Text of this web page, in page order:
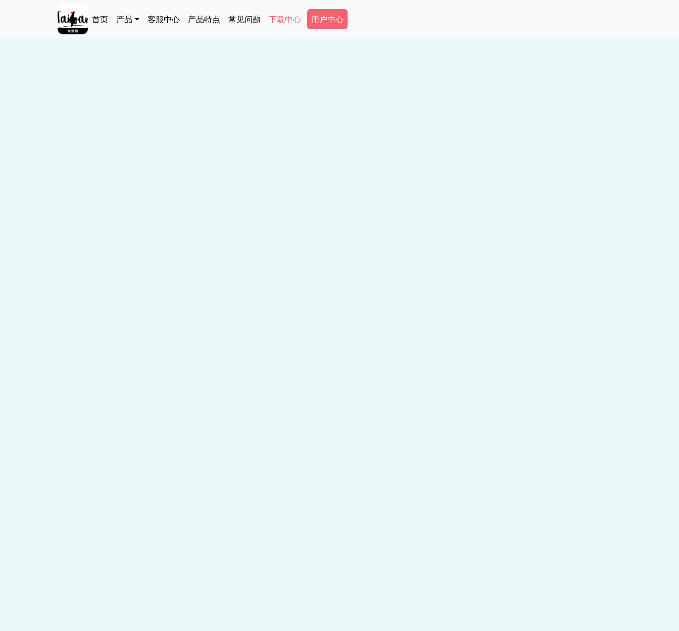
Main navigation
首页 产品 客服中心 产品特点 常见问题 下载中心 Secondary Menu
用户中心